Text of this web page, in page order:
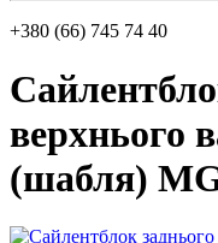
+380 (66) 745 74 40
верхнього
(шабля)